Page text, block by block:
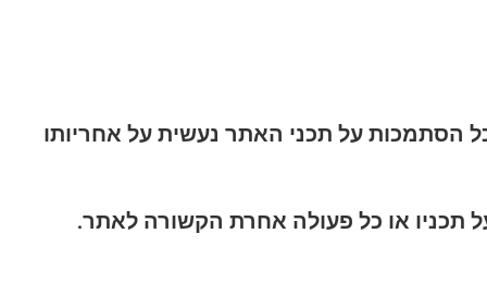
הסתמכות על תכני האתר נעשית על אחריותו
או כל פעולה אחרת הקשורה לאתר.